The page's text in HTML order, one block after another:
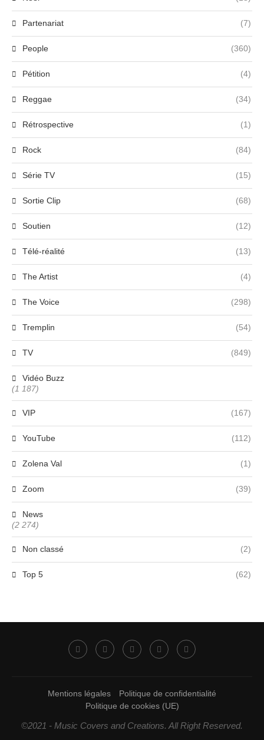
Partenariat (7)
People (360)
Pétition (4)
Reggae (34)
Rétrospective (1)
Rock (84)
Série TV (15)
Sortie Clip (68)
Soutien (12)
Télé-réalité (13)
The Artist (4)
The Voice (298)
Tremplin (54)
TV (849)
Vidéo Buzz
(1 187)
VIP (167)
YouTube (112)
Zolena Val (1)
Zoom (39)
News
(2 274)
Non classé (2)
Top 5 (62)
Mentions légales
Politique de confidentialité
Politique de cookies (UE)
©2021 - Music Covers and Creations. All Right Reserved.